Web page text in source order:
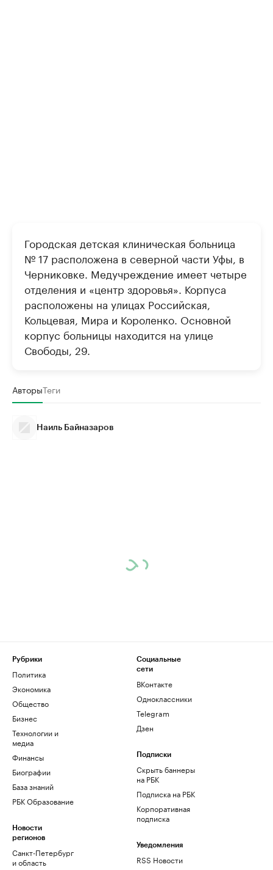
Городская детская клиническая больница
№ 17 расположена в северной части Уфы, в
Черниковке. Медучреждение имеет четыре
отделения и «центр здоровья». Корпуса
расположены на улицах Российская,
Кольцевая, Мира и Короленко. Основной
корпус больницы находится на улице
Свободы, 29.
АвторыТеги
Наиль Байназаров
Рубрики
Политика
Экономика
Общество
Бизнес
Технологии и
медиа
Финансы
Биографии
База знаний
РБК Образование
Новости
регионов
Санкт-Петербург
и область
Социальные
сети
ВКонтакте
Одноклассники
Telegram
Дзен
Подписки
Скрыть баннеры
на РБК
Подписка на РБК
Корпоративная
подписка
Уведомления
RSS Новости